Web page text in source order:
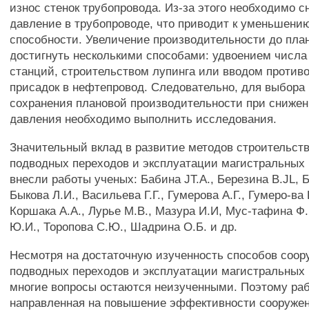
износ стенок трубопровода. Из-за этого необходимо
давление в трубопроводе, что приводит к
способности. Увеличение производительности до
достигнуть несколькими способами: удвоением
станций, строительством лупинга или вводом
присадок в нефтепровод. Следовательно, для выбора
сохранения плановой производительности при
давления необходимо выполнить исследования.
Значительный вклад в развитие методов
подводных переходов и эксплуатации
внесли работы ученых: Бабина JT.A., Березина B.JL,
Быкова Л.И., Васильева Г.Г., Гумерова А.Г., Гумеро-
Коршака A.A., Лурье М.В., Мазура И.И, Мус-тафина
Ю.И., Торопова С.Ю., Шадрина О.Б. и др.
Несмотря на достаточную изученность способов
подводных переходов и эксплуатации
многие вопросы остаются неизученными. Поэтому
направленная на повышение эффективности